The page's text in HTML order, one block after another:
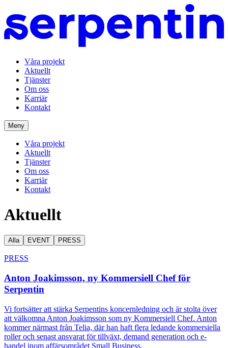
Våra projekt
Aktuellt
Tjänster
Om oss
Karriär
Kontakt
Meny
Våra projekt
Aktuellt
Tjänster
Om oss
Karriär
Kontakt
Aktu­ellt
Alla EVENT PRESS
PRESS
Anton Joakimsson, ny Kommersiell Chef för
Serpentin
Vi fortsätter att stärka Serpentins koncernledning och är stolta över
att välkomna Anton Joakimsson som ny Kommersiell Chef. Anton
kommer närmast från Telia, där han haft flera ledande kommersiella
roller och senast ansvarat för tillväxt, demand generation och e-
handel inom affärsområdet Small Business.